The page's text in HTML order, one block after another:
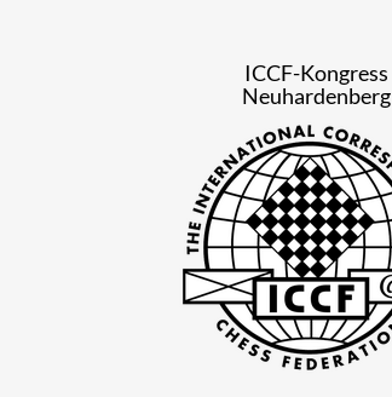
ICCF-Kongress
Neuhardenberg